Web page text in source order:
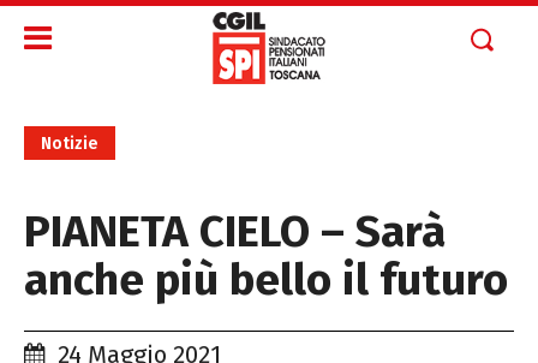
Notizie
PIANETA CIELO – Sarà
anche più bello il futuro
24 Maggio 2021